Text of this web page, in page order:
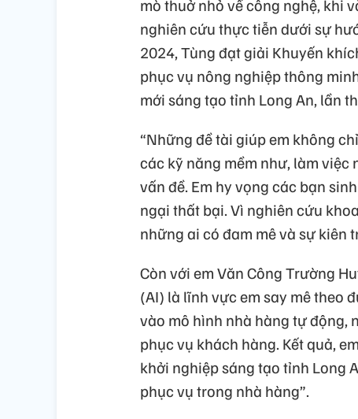
mò thuở nhỏ về công nghệ, khi
nghiên cứu thực tiễn dưới sự
2024, Tùng đạt giải Khuyến
phục vụ nông nghiệp thông
mới sáng tạo tỉnh Long An, lần
“Những đề tài giúp em không
các kỹ năng mềm như, làm
vấn đề. Em hy vọng các bạn
ngại thất bại. Vì nghiên cứu
những ai có đam mê và sự kiên
Còn với em Văn Công Trường
(AI) là lĩnh vực em say mê theo
vào mô hình nhà hàng tự động,
phục vụ khách hàng. Kết quả,
khởi nghiệp sáng tạo tỉnh Long
phục vụ trong nhà hàng”.